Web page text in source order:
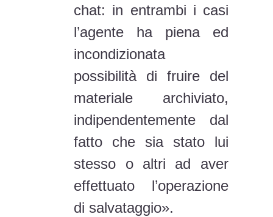
chat: in entrambi i casi
l’agente ha piena ed
incondizionata
possibilità di fruire del
materiale archiviato,
indipendentemente dal
fatto che sia stato lui
stesso o altri ad aver
effettuato l’operazione
di salvataggio».